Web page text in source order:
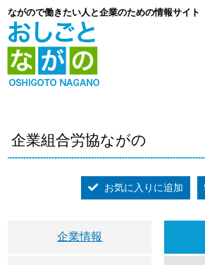
ながので働きたい人と企業のための情報サイト
企業組合労協ながの
お気に入りに追加
企業情報